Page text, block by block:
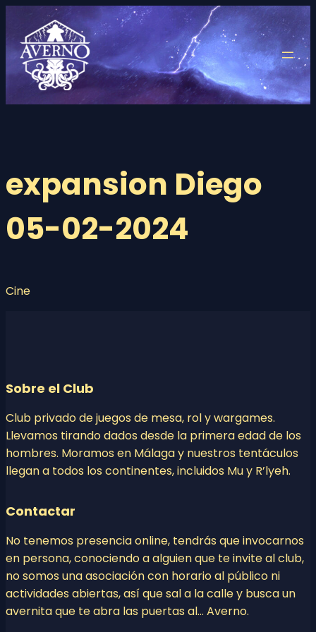
contenido
expansion Diego
05-02-2024
Cine
Sobre el Club
Club privado de juegos de mesa, rol y wargames.
Llevamos tirando dados desde la primera edad de los
hombres. Moramos en Málaga y nuestros tentáculos
llegan a todos los continentes, incluidos Mu y R’lyeh.
Contactar
No tenemos presencia online, tendrás que invocarnos
en persona, conociendo a alguien que te invite al club,
no somos una asociación con horario al público ni
actividades abiertas, así que sal a la calle y busca un
avernita que te abra las puertas al… Averno.